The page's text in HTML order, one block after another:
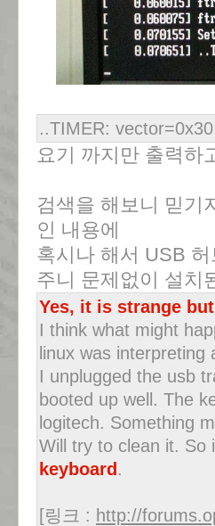
..TIMER:
요기 까지만 출력하
검색을 해보니 믿기
인 내용에
혹시나 해서 USB
주니 문제없이 설치
Yes, it is strange
I think what might
linux was interpreting
I unplugged the usb
booted up well. The
logitech. Something
Will try to clean it.
keyboard.
[링크 : http://